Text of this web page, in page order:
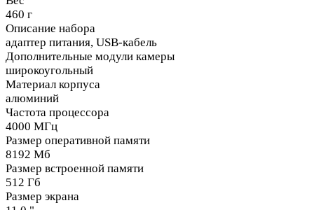
460 г
Описание набора
адаптер питания, USB-кабель
Дополнительные модули камеры
широкоугольный
Материал корпуса
алюминий
Частота процессора
4000 МГц
Размер оперативной памяти
8192 Мб
Размер встроенной памяти
512 Гб
Размер экрана